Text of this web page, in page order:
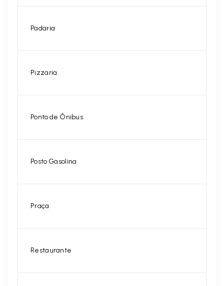
Padaria
Pizzaria
Ponto de Ônibus
Posto Gasolina
Praça
Restaurante